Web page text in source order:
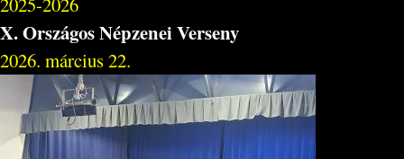
X. Országos Népzenei Verseny
2026. március 22.